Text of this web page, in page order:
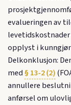
evalueringen av
opplyst i
Delkonklusjon:
med§ 13-2 (2)
annullere
anførsel om